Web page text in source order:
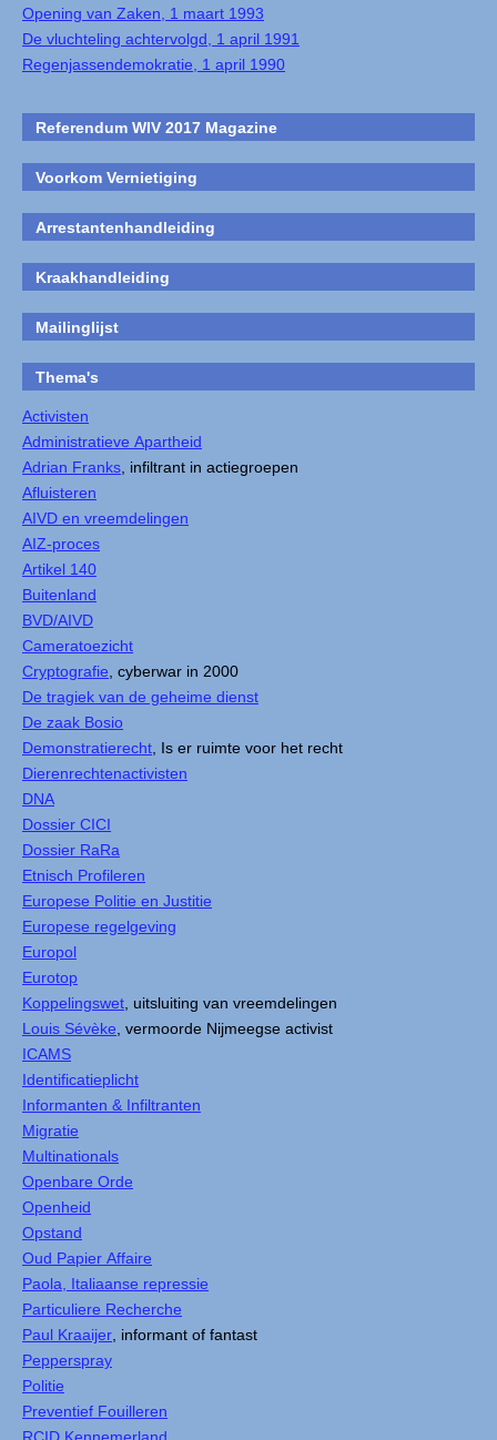
Opening van Zaken, 1 maart 1993
De vluchteling achtervolgd, 1 april 1991
Regenjassendemokratie, 1 april 1990
Referendum WIV 2017 Magazine
Voorkom Vernietiging
Arrestantenhandleiding
Kraakhandleiding
Mailinglijst
Thema's
Activisten
Administratieve Apartheid
Adrian Franks , infiltrant in actiegroepen
Afluisteren
AIVD en vreemdelingen
AIZ-proces
Artikel 140
Buitenland
BVD/AIVD
Cameratoezicht
Cryptografie , cyberwar in 2000
De tragiek van de geheime dienst
De zaak Bosio
Demonstratierecht , Is er ruimte voor het recht
Dierenrechtenactivisten
DNA
Dossier CICI
Dossier RaRa
Etnisch Profileren
Europese Politie en Justitie
Europese regelgeving
Europol
Eurotop
Koppelingswet , uitsluiting van vreemdelingen
Louis Sévèke , vermoorde Nijmeegse activist
ICAMS
Identificatieplicht
Informanten & Infiltranten
Migratie
Multinationals
Openbare Orde
Openheid
Opstand
Oud Papier Affaire
Paola, Italiaanse repressie
Particuliere Recherche
Paul Kraaijer , informant of fantast
Pepperspray
Politie
Preventief Fouilleren